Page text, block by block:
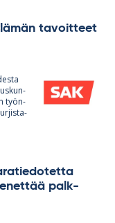
ta­voit­teet
työn­
palk­